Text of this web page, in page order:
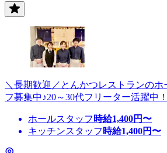
＼長期歓迎／とんかつレストランのホ
フ募集中♪20～30代フリーター活躍中
ホールスタッフ 時給1,400円〜
キッチンスタッフ 時給1,400円〜